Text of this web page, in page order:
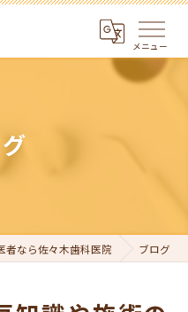
者なら佐々木歯科医院 ブログ